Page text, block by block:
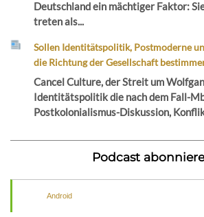
Deutschland ein mächtiger Faktor:
treten als...
Sollen Identitätspolitik, Postmoderne
die Richtung der Gesellschaft
Cancel Culture, der Streit um
Identitätspolitik die nach dem Fall-
Postkolonialismus-Diskussion,
Podcast
Android